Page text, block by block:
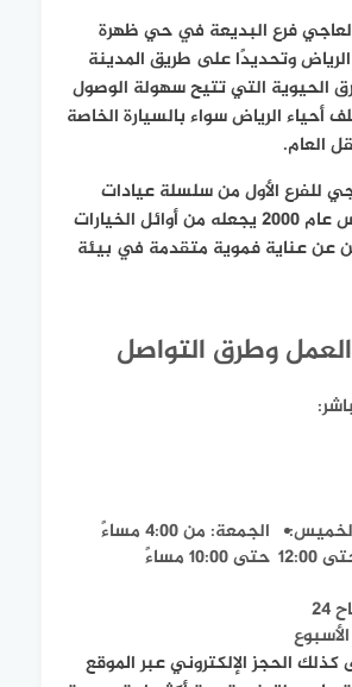
فرع البديعة في حي ظهرة
وتحديدًا على طريق المدينة
الحيوية التي تتيح سهولة الوصول
أحياء الرياض سواء بالسيارة الخاصة
العام.
للفرع الأول من سلسلة عيادات
عاجي الذي تأسس عام 2000 يجعله من أوائل الخيارات
عن عناية فموية متقدمة في بيئة
وطرق التواصل
من 9:00 صباحًا حتى 12:00
الجمعة: من 4:00 مساءً
حتى 10:00 مساءً
طبيب طوارئ متاح 24
الحجز الإلكتروني عبر الموقع